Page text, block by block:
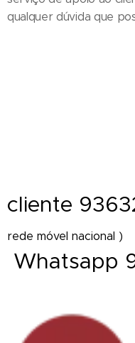
qualquer dúvida que
cliente
rede móvel nacional )
Whatsapp